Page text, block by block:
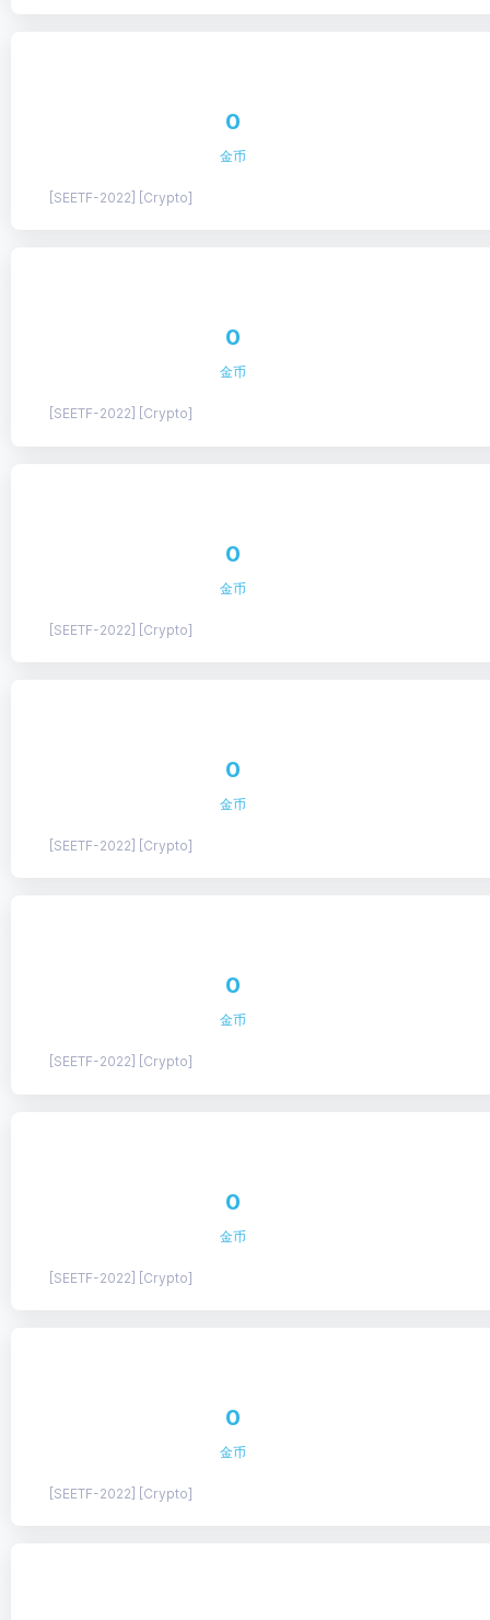
0
金币
[SEETF-2022] [Crypto]
0
金币
[SEETF-2022] [Crypto]
0
金币
[SEETF-2022] [Crypto]
0
金币
[SEETF-2022] [Crypto]
0
金币
[SEETF-2022] [Crypto]
0
金币
[SEETF-2022] [Crypto]
0
金币
[SEETF-2022] [Crypto]